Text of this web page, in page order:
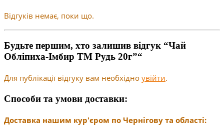
Відгуків немає, поки що.
Будьте першим, хто залишив відгук “Чай
Обліпиха-Імбир ТМ Рудь 20г”“
Для публікації відгуку вам необхідно увійти.
Способи та умови доставки:
Доставка нашим кур'єром по Чернігову та області: